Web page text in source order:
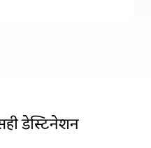
डेस्टिनेशन